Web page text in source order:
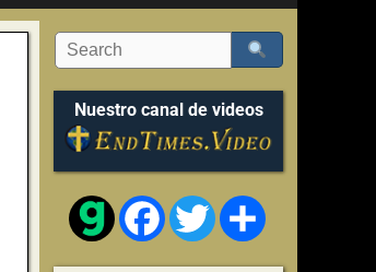
Nuestro canal de videos
FacebookTwitter